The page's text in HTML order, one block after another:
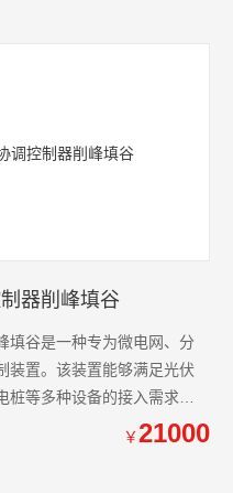
器削峰填谷
填谷是一种专为微电网、分
装置。该装置能够满足光伏
等多种设备的接入需求。
协调控制器能够实时监控光
状态和健康状况。在此基础
￥21000